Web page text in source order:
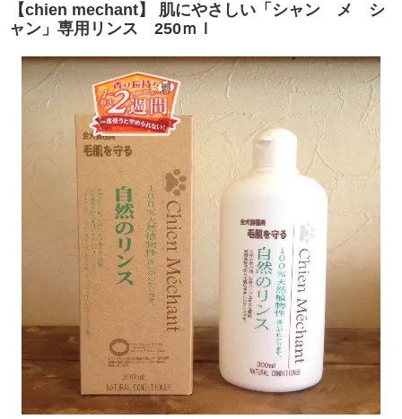
【chien mechant】 肌にやさしい「シャン メ シ
ャン」専用リンス 250ｍｌ